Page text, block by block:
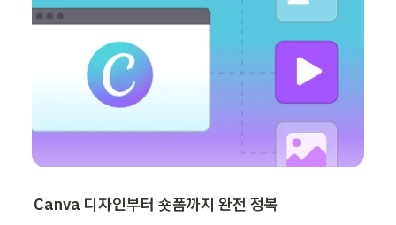
Canva 디자인부터 숏폼까지 완전 정복